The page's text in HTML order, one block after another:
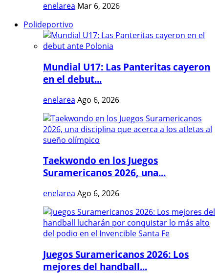
enelarea Mar 6, 2026
Polideportivo
Mundial U17: Las Panteritas cayeron
en el debut...
enelarea Ago 6, 2026
Taekwondo en los Juegos
Suramericanos 2026, una...
enelarea Ago 6, 2026
Juegos Suramericanos 2026: Los
mejores del handball...